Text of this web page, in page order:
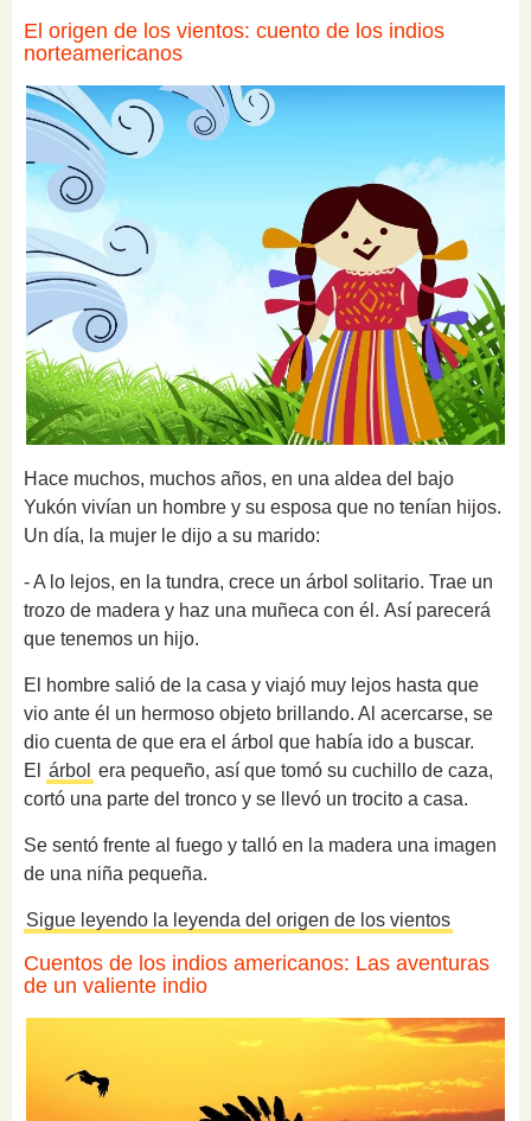
El origen de los vientos: cuento de los indios
norteamericanos
Hace muchos, muchos años, en una aldea del bajo
Yukón vivían un hombre y su esposa que no tenían hijos.
Un día, la mujer le dijo a su marido:
- A lo lejos, en la tundra, crece un árbol solitario. Trae un
trozo de madera y haz una muñeca con él. Así parecerá
que tenemos un hijo.
El hombre salió de la casa y viajó muy lejos hasta que
vio ante él un hermoso objeto brillando. Al acercarse, se
dio cuenta de que era el árbol que había ido a buscar.
El
árbol era pequeño, así que tomó su cuchillo de caza,
cortó una parte del tronco y se llevó un trocito a casa.
Se sentó frente al fuego y talló en la madera una imagen
de una niña pequeña.
Sigue leyendo la leyenda del origen de los vientos
Cuentos de los indios americanos: Las aventuras
de un valiente indio